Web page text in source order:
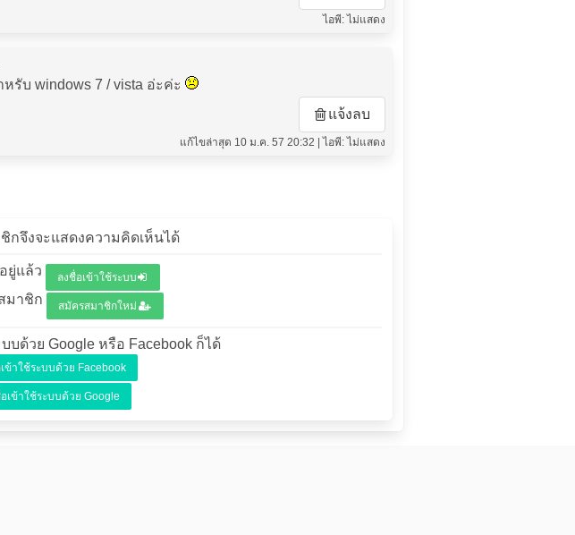
ไอพี: ไม่แสดง
รับ windows 7 / vista อ่ะค่ะ
แจ้งลบ
แก้ไขล่าสุด 10 ม.ค. 57 20:32 | ไอพี: ไม่แสดง
กจึงจะแสดงความคิดเห็นได้
ยู่แล้ว ลงชื่อเข้าใช้ระบบ
สมาชิก สมัครสมาชิกใหม่
บด้วย Google หรือ Facebook ก็ได้
ข้าใช้ระบบด้วย Facebook
เข้าใช้ระบบด้วย Google